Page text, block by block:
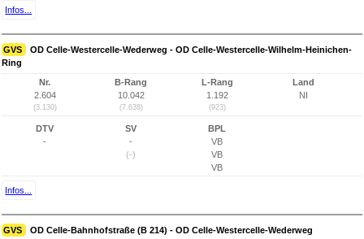
Infos...
GVS
OD Celle-Westercelle-Wederweg - OD Celle-Westercelle-Wilhelm-Heinichen-
Ring
Nr.
2.604
(3.130)
B-Rang
10.042
(7.638)
L-Rang
1.192
(923)
Land
NI
DTV
-
SV
-
(-)
BPL
VB
VB
VB
Infos...
GVS OD Celle-Bahnhofstraße (B 214) - OD Celle-Westercelle-Wederweg